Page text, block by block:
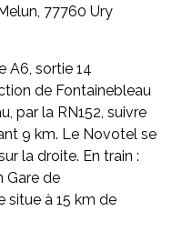
77760 Ury
A6, sortie 14
de Fontainebleau
par la RN152, suivre
9 km. Le Novotel se
la droite. En train :
Gare de
situe à 15 km de